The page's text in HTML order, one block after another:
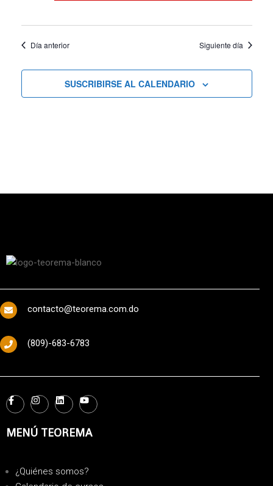
de
Cursos
Día anterior Siguiente día
SUSCRIBIRSE AL CALENDARIO
contacto@teorema.com.do
(809)-683-6783
MENÚ TEOREMA
¿Quiénes somos?